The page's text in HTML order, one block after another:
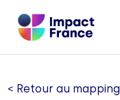
< Retour au mapping